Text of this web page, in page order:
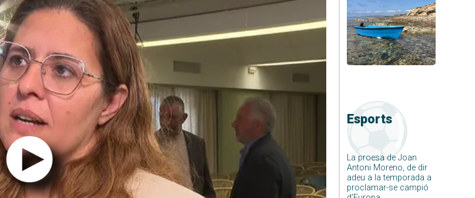
Esports
La proesa de Joan
Antoni Moreno, de dir
adeu a la temporada a
proclamar-se campió